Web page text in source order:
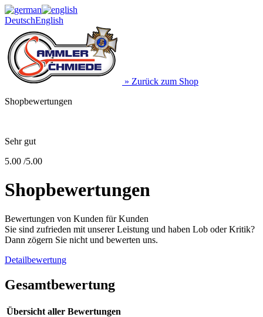
DeutschEnglish
» Zurück zum Shop
Shopbewertungen
Sehr gut
5.00 /5.00
Shopbewertungen
Bewertungen von Kunden für Kunden
Sie sind zufrieden mit unserer Leistung und haben Lob oder Kritik?
Dann zögern Sie nicht und bewerten uns.
Detailbewertung
Gesamtbewertung
Übersicht aller Bewertungen